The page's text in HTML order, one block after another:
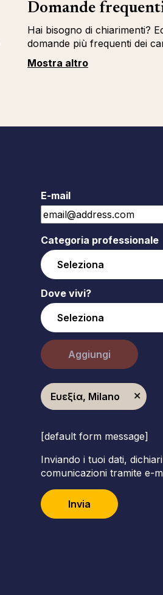
Domande
Hai bisogno di chiarimenti?
domande più frequenti dei
Mostra altro
E-mail
Categoria professionale
Dove vivi?
Aggiungi
Ευεξία, Milano
[default form message]
Inviando i tuoi dati,
comunicazioni tramite e-
Invia